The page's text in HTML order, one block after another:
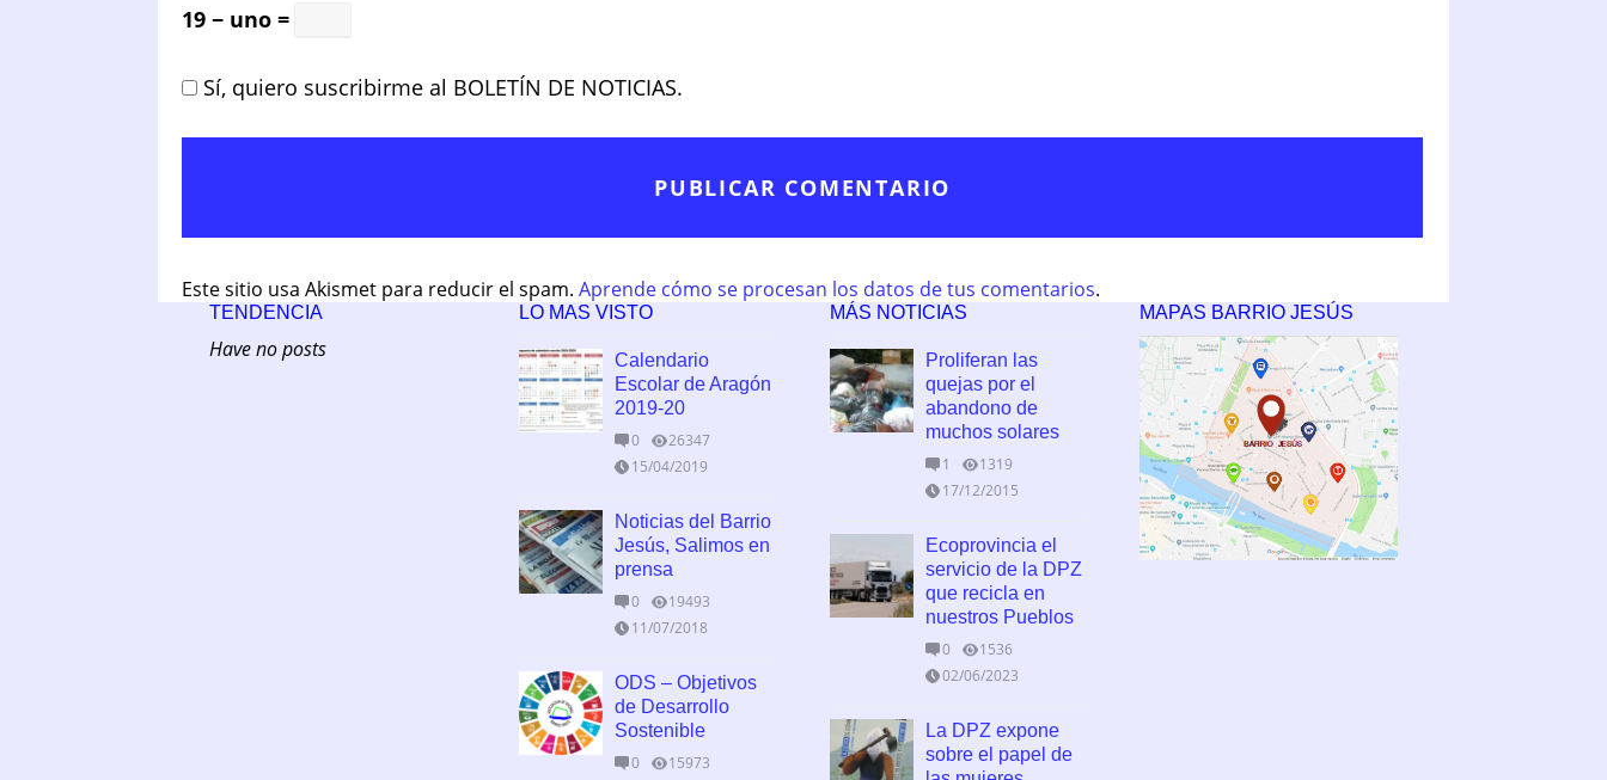
19 − uno =
Sí, quiero suscribirme al BOLETÍN DE NOTICIAS.
Este sitio usa Akismet para reducir el spam. Aprende cómo se procesan los datos de tus comentarios.
TENDENCIA
Have no posts
LO MAS VISTO
Calendario
Escolar de Aragón
2019-20
0
26347
15/04/2019
Noticias del Barrio
Jesús, Salimos en
prensa
0
19493
11/07/2018
ODS – Objetivos
de Desarrollo
Sostenible
0
15973
MÁS NOTICIAS
Proliferan las
quejas por el
abandono de
muchos solares
1
1319
17/12/2015
Ecoprovincia el
servicio de la DPZ
que recicla en
nuestros Pueblos
0
1536
02/06/2023
La DPZ expone
sobre el papel de
MAPAS BARRIO JESÚS